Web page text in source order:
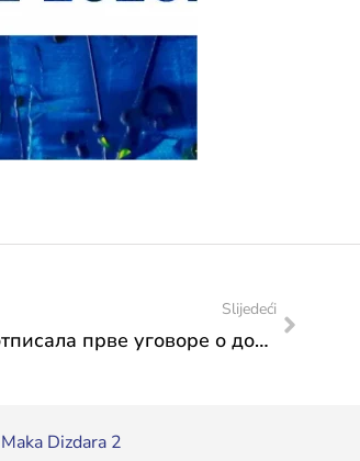
Slijedeći
Министрица Влаисављевић потписала прве уговоре о додјели средстава из капиталних трансфера са представницима Града Лукавца, Града Градачца, Општине Доњи Вакуф, Општине Олово, Општине Хаџићи и Општине Сапна
Dizdara 2